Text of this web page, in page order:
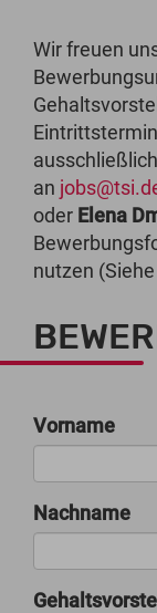
Wir freuen
an
oder Elena
nutzen
Vorname
Nachname